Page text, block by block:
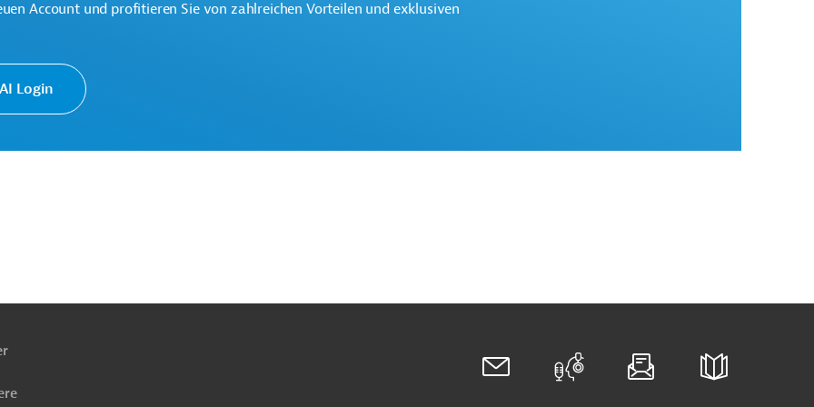
Account und profitieren Sie von zahlreichen Vorteilen und exklusiven
Login